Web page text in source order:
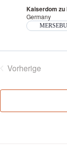
Kaiserdom
Germany
Vorherige